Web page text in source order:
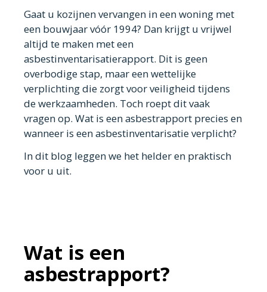
Gaat u kozijnen vervangen in een woning met
een bouwjaar vóór 1994? Dan krijgt u vrijwel
altijd te maken met een
asbestinventarisatierapport. Dit is geen
overbodige stap, maar een wettelijke
verplichting die zorgt voor veiligheid tijdens
de werkzaamheden. Toch roept dit vaak
vragen op. Wat is een asbestrapport precies en
wanneer is een asbestinventarisatie verplicht?
In dit blog leggen we het helder en praktisch
voor u uit.
Wat is een
asbestrapport?